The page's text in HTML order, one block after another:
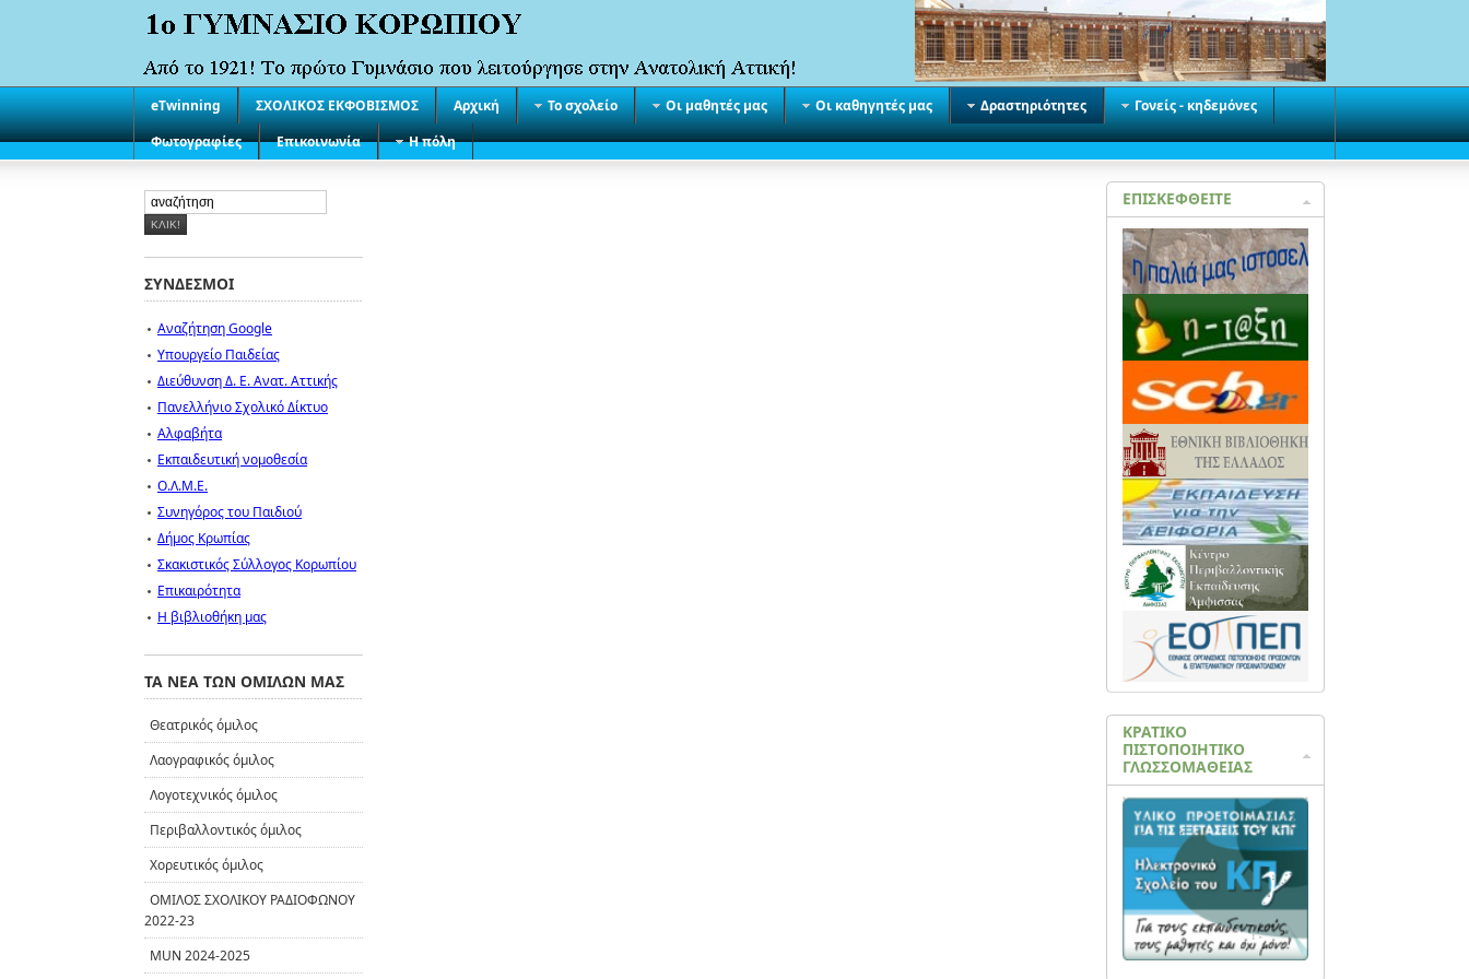
eTwinning ΣΧΟΛΙΚΟΣ ΕΚΦΟΒΙΣΜΟΣ Αρχική Το σχολείο Οι μαθητές μας Οι καθηγητές μας Δραστηριότητες
Γονείς - κηδεμόνες
Φωτογραφίες
Επικοινωνία Η πόλη
ΣΥΝΔΕΣΜΟΙ
Αναζήτηση Google
Υπουργείο Παιδείας
Διεύθυνση Δ. Ε. Ανατ. Αττικής
Πανελλήνιο Σχολικό Δίκτυο
Αλφαβήτα
Εκπαιδευτική νομοθεσία
Ο.Λ.Μ.Ε.
Συνηγόρος του Παιδιού
Δήμος Κρωπίας
Σκακιστικός Σύλλογος Κορωπίου
Επικαιρότητα
Η βιβλιοθήκη μας
ΤΑ ΝΕΑ ΤΩΝ ΟΜΙΛΩΝ ΜΑΣ
Θεατρικός όμιλος
Λαογραφικός όμιλος
Λογοτεχνικός όμιλος
Περιβαλλοντικός όμιλος
Χορευτικός όμιλος
ΟΜΙΛΟΣ ΣΧΟΛΙΚΟΥ ΡΑΔΙΟΦΩΝΟΥ
2022-23
MUN 2024-2025
ΕΠΙΣΚΕΦΘΕΙΤΕ
ΚΡΑΤΙΚΟ
ΠΙΣΤΟΠΟΙΗΤΙΚΟ
ΓΛΩΣΣΟΜΑΘΕΙΑΣ